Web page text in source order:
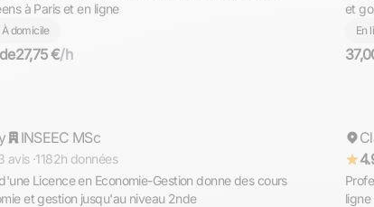
à Paris et en ligne
À domicile
27,75 €/h
et
En
rapidement
INSEEC MSc
avis ·1182h données
Licence en Economie-Gestion donne des cours
et gestion jusqu'au niveau 2nde